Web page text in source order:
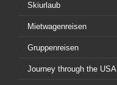
Skiurlaub
Mietwagenreisen
Gruppenreisen
Journey through the USA